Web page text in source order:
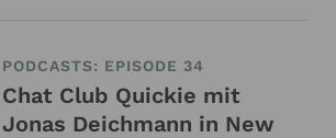
PODCASTS: EPISODE 34
Chat Club Quickie mit
Jonas Deichmann in New